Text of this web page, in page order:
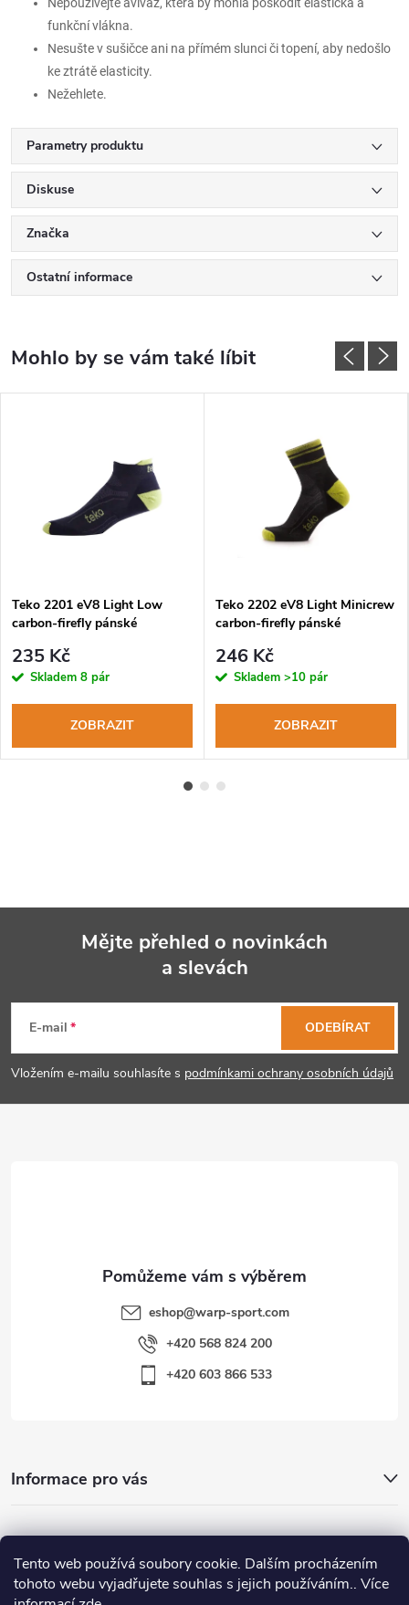
Tento web používá soubory cookie. Dalším procházením
tohoto webu vyjadřujete souhlas s jejich používáním.. Více
funkční vlákna.
Nesušte v sušičce ani na přímém slunci či topení, aby nedošlo
ke ztrátě elasticity.
Nežehlete.
Parametry produktu
Diskuse
Značka
Ostatní informace
Teko 2201 eV8 Light Low
carbon-firefly pánské
235 Kč
Skladem 8 pár
ZOBRAZIT
Teko 2202 eV8 Light Minicrew
carbon-firefly pánské
246 Kč
Skladem >10 pár
ZOBRAZIT
p
a
Mějte přehled o novinkách
a slevách
E-mail
Vložením e-mailu souhlasíte s podmínkami ochrany osobních údajů
ODEBÍRAT
eshop@warp-sport.com
+420 568 824 200
+420 603 866 533
Informace pro vás
Nejhledanější